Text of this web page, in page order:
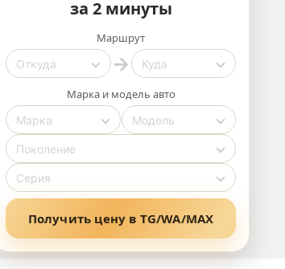
за 2 минуты
Маршрут
→
Марка и модель авто
Получить цену в TG/WA/MAX